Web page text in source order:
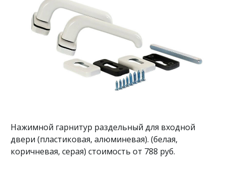
Нажимной гарнитур раздельный для входной
двери (пластиковая, алюминевая). (белая,
коричневая, серая) стоимость от 788 руб.